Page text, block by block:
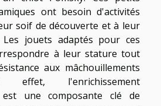
ont besoin d'activités
soif de découverte et à leur
Les jouets adaptés pour ces
à leur stature tout
aux mâchouillements
effet, l'enrichissement
est une composante clé de